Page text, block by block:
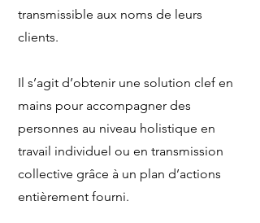
transmissible aux noms de leurs
clients.
Il s’agit d’obtenir une solution clef en
mains pour accompagner des
personnes au niveau holistique en
travail individuel ou en transmission
collective grâce à un plan d’actions
entièrement fourni.